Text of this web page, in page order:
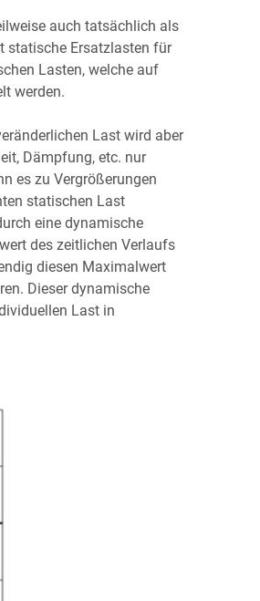
auch tatsächlich als
statische Ersatzlasten für
Lasten, welche auf
werden.
Last wird aber
Dämpfung, etc. nur
es zu Vergrößerungen
statischen Last
eine dynamische
des zeitlichen Verlaufs
diesen Maximalwert
Dieser dynamische
Last in